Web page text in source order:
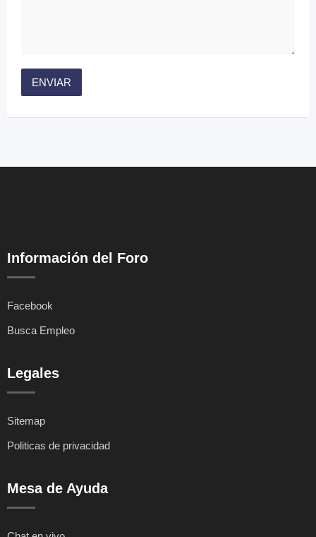
Información del Foro
Facebook
Busca Empleo
Legales
Sitemap
Politicas de privacidad
Mesa de Ayuda